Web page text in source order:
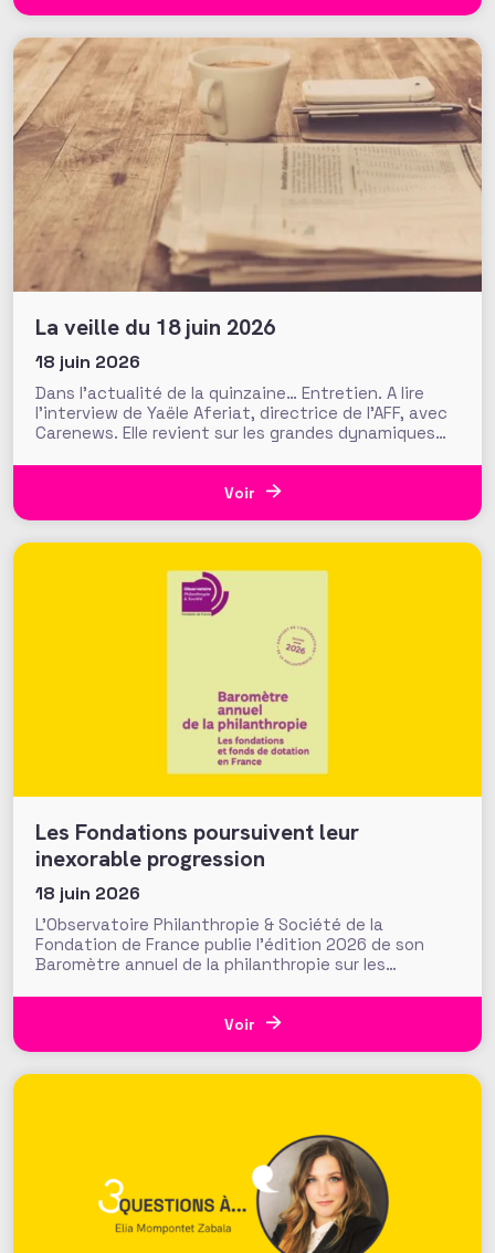
La veille du 18 juin 2026
18 juin 2026
Dans l’actualité de la quinzaine… Entretien. A lire
l’interview de Yaële Aferiat, directrice de l’AFF, avec
Carenews. Elle revient sur les grandes dynamiques
financements publics, innovation et IA, santé
mentale des fundraisers… Transnational. Le réseau
Voir
Les Fondations poursuivent leur
inexorable progression
18 juin 2026
L’Observatoire Philanthropie & Société de la
Fondation de France publie l’édition 2026 de son
Baromètre annuel de la philanthropie sur les
édition qui souligne la poursuite du développement
des structures tant en nombre qu’en termes
Voir